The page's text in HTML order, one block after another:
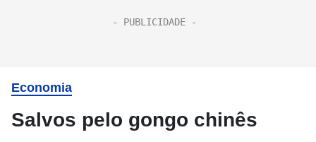
Economia
Salvos pelo gongo chinês